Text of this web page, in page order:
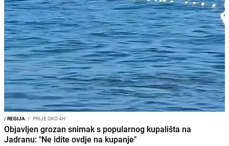
/REGIJA I PRIJE OKO 4H
Objavljen grozan snimak s popularnog kupališta na
Jadranu: "Ne idite ovdje na kupanje"